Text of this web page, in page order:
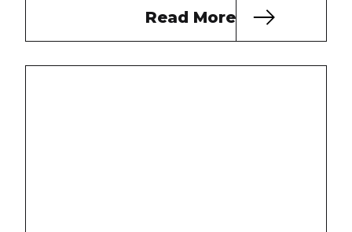
Read More